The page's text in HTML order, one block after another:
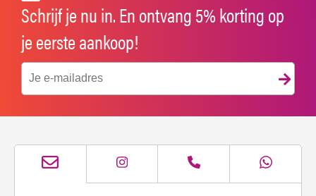
Schrijf je nu in. En ontvang 5% korting op
je eerste aankoop!